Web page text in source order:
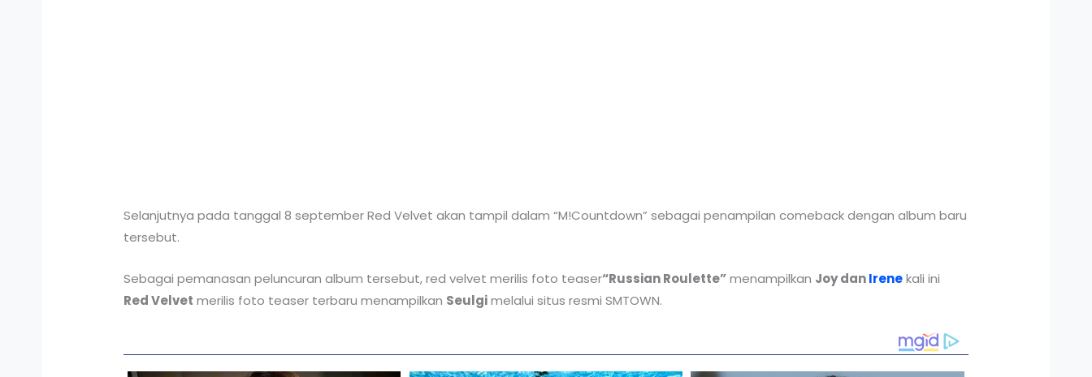
Selanjutnya pada tanggal 8 september Red Velvet akan tampil dalam “M!Countdown” sebagai penampilan comeback dengan album baru
tersebut.
Sebagai pemanasan peluncuran album tersebut, red velvet merilis foto teaser“Russian Roulette”menampilkan Joy danIrenekali ini
Red Velvet merilis foto teaser terbaru menampilkan Seulgimelalui situs resmi SMTOWN.